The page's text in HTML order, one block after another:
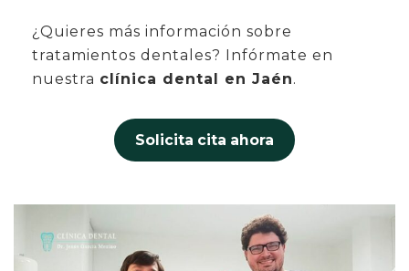
¿Quieres más información sobre
tratamientos dentales? Infórmate en
nuestra clínica dental en Jaén.
Solicita cita ahora